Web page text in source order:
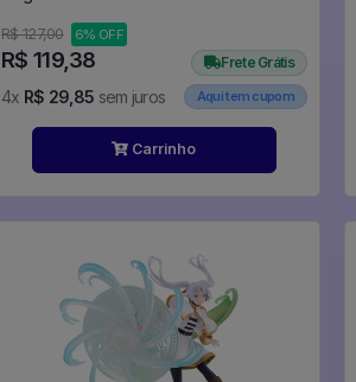
R$ 127,00 6% OFF
R$ 119,38
4x R$ 29,85 sem juros
Frete Grátis
Aqui tem cupom
Carrinho